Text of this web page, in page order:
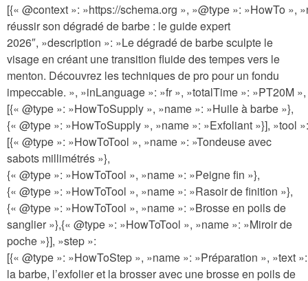
[{« @context »: »https://schema.org », »@type »: »HowTo »,
réussir son dégradé de barbe : le guide expert
2026″, »description »: »Le dégradé de barbe sculpte le
visage en créant une transition fluide des tempes vers le
menton. Découvrez les techniques de pro pour un fondu
impeccable. », »inLanguage »: »fr », »totalTime »: »PT20M
[{« @type »: »HowToSupply », »name »: »Huile à barbe »},
{« @type »: »HowToSupply », »name »: »Exfoliant »}], »tool »:
[{« @type »: »HowToTool », »name »: »Tondeuse avec
sabots millimétrés »},
{« @type »: »HowToTool », »name »: »Peigne fin »},
{« @type »: »HowToTool », »name »: »Rasoir de finition »},
{« @type »: »HowToTool », »name »: »Brosse en poils de
sanglier »},{« @type »: »HowToTool », »name »: »Miroir de
poche »}], »step »:
[{« @type »: »HowToStep », »name »: »Préparation », »text
la barbe, l’exfolier et la brosser avec une brosse en poils de